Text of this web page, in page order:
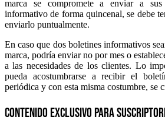
marca se compromete a enviar a sus
informativo de forma quincenal, se debe
enviarlo puntualmente.
En caso que dos boletines informativos
marca, podría enviar no por mes o
a las necesidades de los clientes. Lo
pueda acostumbrarse a recibir el
periódica y con esta misma costumbre, se
Contenido exclusivo para